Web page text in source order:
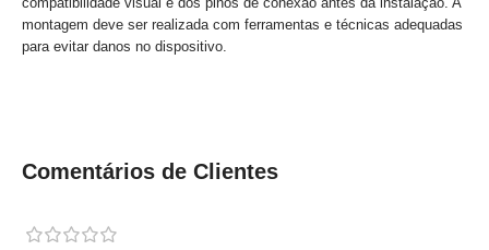
montagem deve ser realizada com ferramentas e técnicas adequadas
para evitar danos no dispositivo.
Comentários de Clientes